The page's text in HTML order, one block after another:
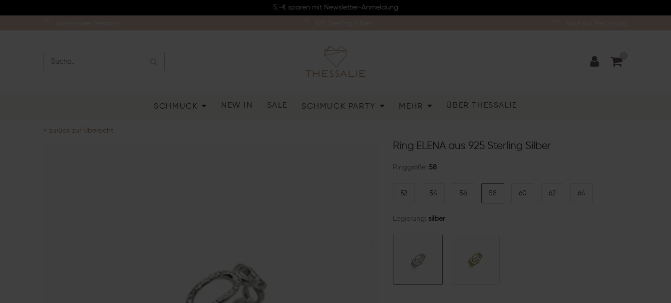
5,-€ sparen mit Newsletter-Anmeldung
SCHMUCK NEW IN SALE SCHMUCK PARTY MEHR ÜBER THESSALIE
< zurück zur Übersicht
Ring ELENA aus 925 Sterling Silber
Ringgröße: 58
52 54 56 58 60 62 64
Legierung: silber